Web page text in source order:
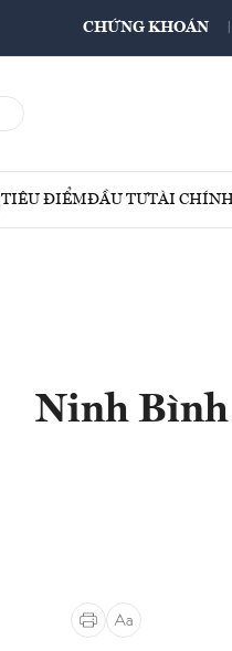
CHỨNG KHOÁN
TIÊU ĐIỂMĐẦU TƯTÀI
Ninh Bình